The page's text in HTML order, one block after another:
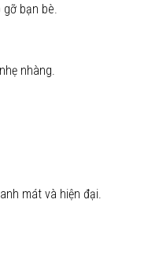
bạn bè.
nhàng.
mát và hiện đại.